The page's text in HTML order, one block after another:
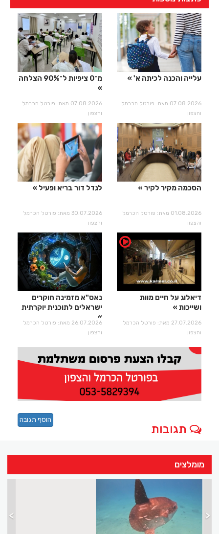
עלייה והכנה לכיתה א'
07.08.2026 מאת: פורטל הכרמל
והצפון
מ־0 ציפיות ל־90% הצלחה
07.08.2026 מאת: פורטל הכרמל
והצפון
הסכמה מקיר לקיר
01.08.2026 מאת: פורטל הכרמל
והצפון
לגדל דור בריא ופעיל
30.07.2026 מאת: פורטל הכרמל
והצפון
דיאלוג על חיים מוות
ושייכות
27.07.2026 מאת: פורטל הכרמל
והצפון
נאס"א מזמינה חוקרים
ישראלים לתוכנית יוקרתית
26.07.2026 מאת: פורטל הכרמל
והצפון
תגובות
הוסף תגובה
מומלצים
> <